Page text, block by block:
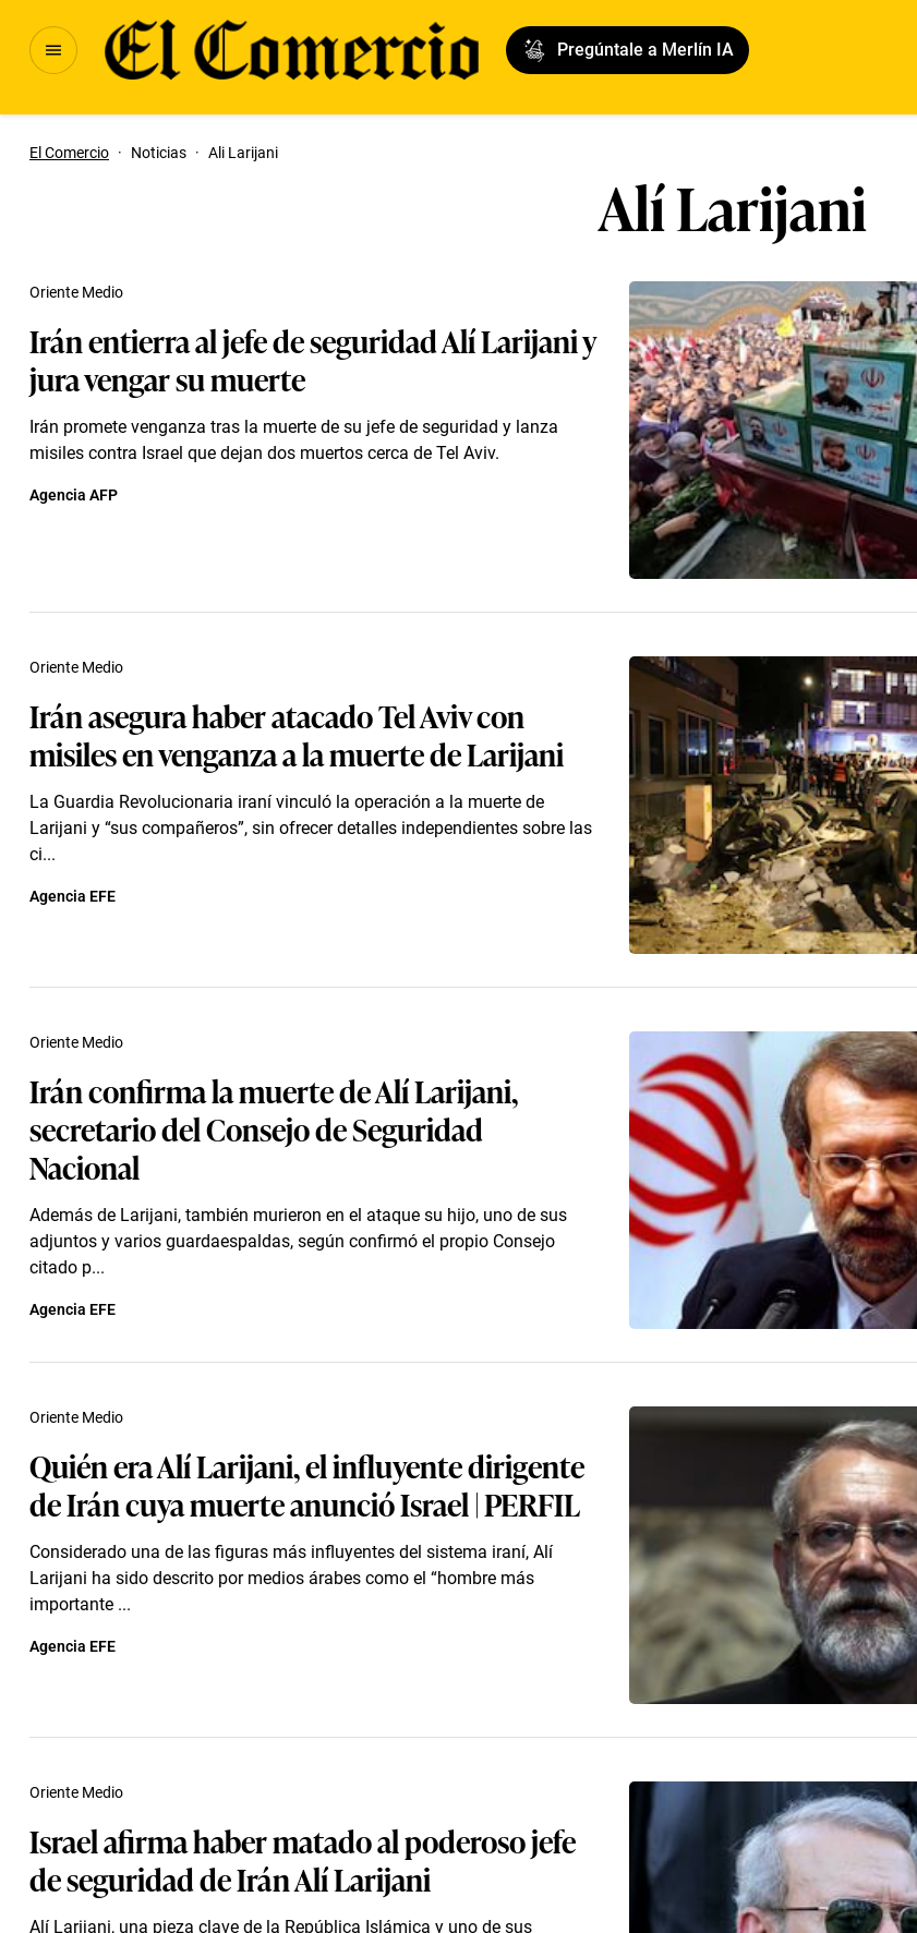
Pregúntale a Merlín IA
El Comercio · Noticias · Ali Larijani
Alí Larijani
Irán entierra al jefe de seguridad Alí Larijani y
jura vengar su muerte
Irán promete venganza tras la muerte de su jefe de seguridad y lanza
misiles contra Israel que dejan dos muertos cerca de Tel Aviv.
Oriente Medio
Agencia AFP
Irán asegura haber atacado Tel Aviv con
misiles en venganza a la muerte de Larijani
La Guardia Revolucionaria iraní vinculó la operación a la muerte de
Larijani y “sus compañeros”, sin ofrecer detalles independientes sobre las
ci...
Oriente Medio
Agencia EFE
Irán confirma la muerte de Alí Larijani,
secretario del Consejo de Seguridad
Nacional
Además de Larijani, también murieron en el ataque su hijo, uno de sus
adjuntos y varios guardaespaldas, según confirmó el propio Consejo
citado p...
Oriente Medio
Agencia EFE
Quién era Alí Larijani, el influyente dirigente
de Irán cuya muerte anunció Israel | PERFIL
Considerado una de las figuras más influyentes del sistema iraní, Alí
Larijani ha sido descrito por medios árabes como el “hombre más
importante ...
Oriente Medio
Agencia EFE
Israel afirma haber matado al poderoso jefe
de seguridad de Irán Alí Larijani
Alí Larijani, una pieza clave de la República Islámica y uno de sus
Oriente Medio